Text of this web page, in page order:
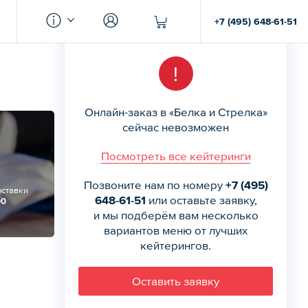
+7 (495) 648-61-51
!
Онлайн-заказ в «Белка и Стрелка»
сейчас невозможен
Посмотреть все кейтеринги
Позвоните нам по номеру +7 (495)
648-61-51 или оставьте заявку,
и мы подберём вам несколько
вариантов меню от лучших
кейтерингов.
Оставить заявку